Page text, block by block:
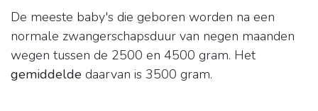
De meeste baby's die geboren worden na een
normale zwangerschapsduur van negen maanden
wegen tussen de 2500 en 4500 gram. Het
gemiddelde daarvan is 3500 gram.